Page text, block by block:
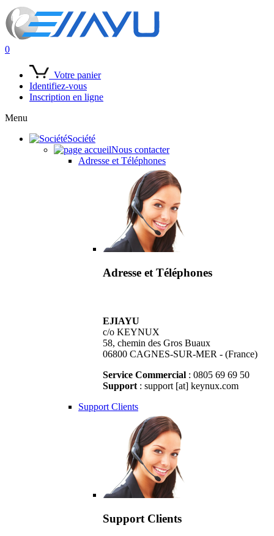
0
Votre panier
Identifiez-vous
Inscription en ligne
Menu
Société
Nous contacter
Adresse et Téléphones
Adresse et Téléphones
EJIAYU
c/o KEYNUX
58, chemin des Gros Buaux
06800 CAGNES-SUR-MER - (France)
Service Commercial : 0805 69 69 50
Support : support [at] keynux.com
Support Clients
Support Clients